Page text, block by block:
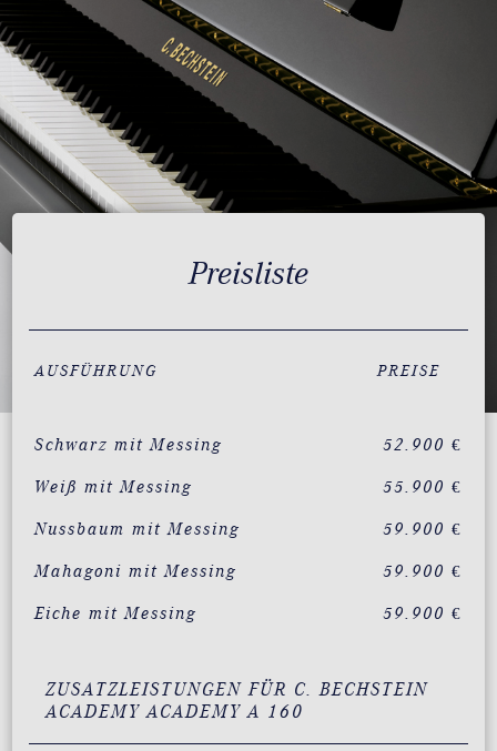
Preisliste
AUSFÜHRUNG PREISE
Schwarz mit Messing 52.900 €
Weiß mit Messing 55.900 €
Nussbaum mit Messing 59.900 €
Mahagoni mit Messing 59.900 €
Eiche mit Messing 59.900 €
ZUSATZLEISTUNGEN FÜR C. BECHSTEIN
ACADEMY ACADEMY A 160